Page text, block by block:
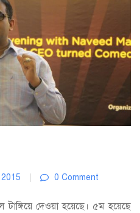
0 Comment
দেওয়া হয়েছে। ৫ম হয়েছে